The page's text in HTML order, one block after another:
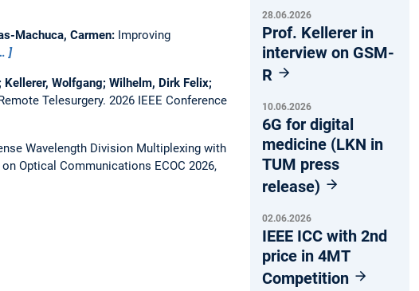
Machuca, Carmen: Improving
Wolfgang; Wilhelm, Dirk Felix;
Telesurgery. 2026 IEEE Conference
Wavelength Division Multiplexing with
Optical Communications ECOC 2026,
28.06.2026
Prof. Kellerer in
interview on GSM-
R
10.06.2026
6G for digital
medicine (LKN in
TUM press
release)
02.06.2026
IEEE ICC with 2nd
price in 4MT
Competition